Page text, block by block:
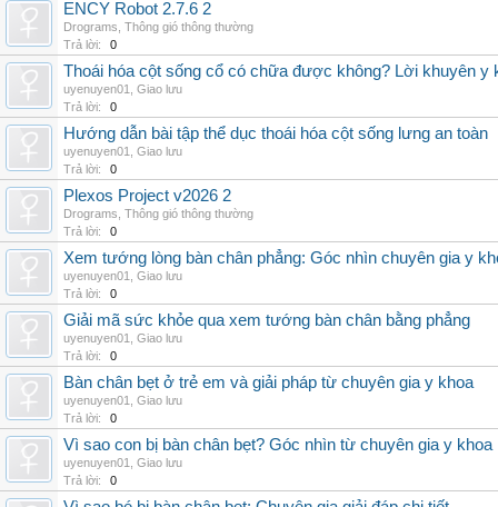
ENCY Robot 2.7.6 2
Drograms Thông gió thông thường
Trả lời:
0
Thoái hóa cột sống cổ có chữa được không? Lời khuyên y
uyenuyen01
Giao lưu
Trả lời:
0
Hướng dẫn bài tập thể dục thoái hóa cột sống lưng an toàn
uyenuyen01
Giao lưu
Trả lời:
0
Plexos Project v2026 2
Drograms Thông gió thông thường
Trả lời:
0
Xem tướng lòng bàn chân phẳng: Góc nhìn chuyên gia y
uyenuyen01
Giao lưu
Trả lời:
0
Giải mã sức khỏe qua xem tướng bàn chân bằng phẳng
uyenuyen01
Giao lưu
Trả lời:
0
Bàn chân bẹt ở trẻ em và giải pháp từ chuyên gia y khoa
uyenuyen01
Giao lưu
Trả lời:
0
Vì sao con bị bàn chân bẹt? Góc nhìn từ chuyên gia y khoa
uyenuyen01
Giao lưu
Trả lời:
0